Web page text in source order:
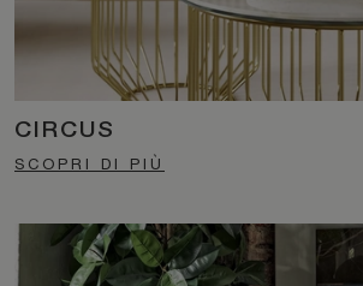
CIRCUS
SCOPRI DI PIÙ